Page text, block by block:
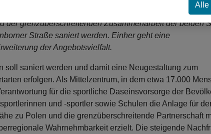
der grenzüberschreitenden Zusammenarbeit der beiden
Straße saniert werden. Einher geht eine
der Angebotsvielfalt.
saniert werden und damit eine Neugestaltung zum
erfolgen. Als Mittelzentrum, in dem etwa 17.000
für die sportliche Daseinsvorsorge der
und -sportler sowie Schulen die Anlage für
zu Polen und die grenzüberschreitende Partnerschaft
Wahrnehmbarkeit erzielt. Die steigende
Alle